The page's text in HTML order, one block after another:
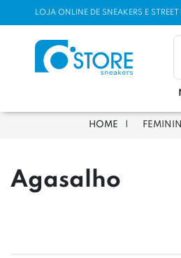
LOJA ONLINE DE SNEAKERS E STREET
Agasalho